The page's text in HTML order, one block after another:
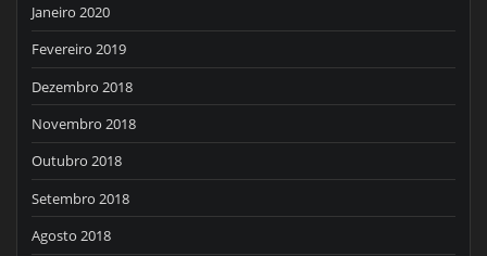
Janeiro 2020
Fevereiro 2019
Dezembro 2018
Novembro 2018
Outubro 2018
Setembro 2018
Agosto 2018